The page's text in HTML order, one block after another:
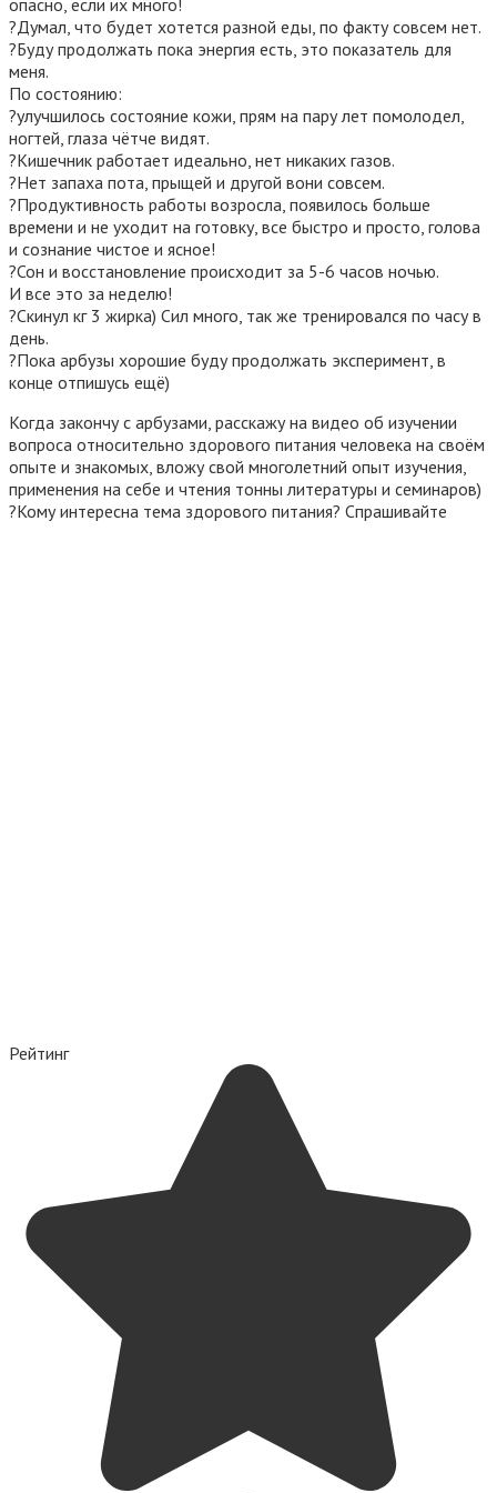
?Думал, что будет хотется разной еды, по факту совсем нет.
?Буду продолжать пока энергия есть, это показатель для
меня.
По состоянию:
?улучшилось состояние кожи, прям на пару лет помолодел,
ногтей, глаза чётче видят.
?Кишечник работает идеально, нет никаких газов.
?Нет запаха пота, прыщей и другой вони совсем.
?Продуктивность работы возросла, появилось больше
времени и не уходит на готовку, все быстро и просто, голова
и сознание чистое и ясное!
?Сон и восстановление происходит за 5-6 часов ночью.
И все это за неделю!
?Скинул кг 3 жирка) Сил много, так же тренировался по часу в
день.
?Пока арбузы хорошие буду продолжать эксперимент, в
конце отпишусь ещё)
Когда закончу с арбузами, расскажу на видео об изучении
вопроса относительно здорового питания человека на своём
опыте и знакомых, вложу свой многолетний опыт изучения,
применения на себе и чтения тонны литературы и семинаров)
?Кому интересна тема здорового питания? Спрашивайте
Рейтинг